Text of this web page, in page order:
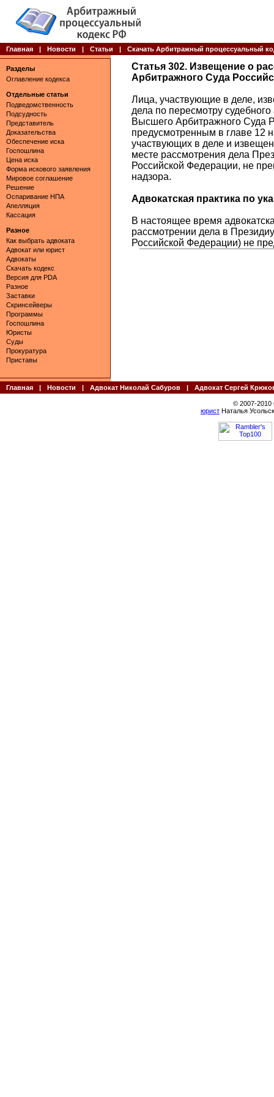
Главная | Новости | Статьи | Скачать Арбитражный процессуальный
Разделы
Оглавление кодекса
Отдельные статьи
Подведомственность
Подсудность
Представитель
Доказательства
Обеспечение иска
Госпошлина
Цена иска
Форма искового заявления
Мировое соглашение
Решение
Оспаривание НПА
Апелляция
Кассация
Разное
Как выбрать адвоката
Адвокат или юрист
Адвокаты
Скачать кодекс
Версия для PDA
Разное
Заставки
Скринсейверы
Программы
Госпошлина
Юристы
Суды
Прокуратура
Приставы
Статья 302. Извещение о
Арбитражного Суда
Лица, участвующие в деле,
дела по пересмотру
Высшего Арбитражного Суда
предусмотренным в главе 12
участвующих в деле и
месте рассмотрения дела
Российской Федерации, не
надзора.
Адвокатская практика по
В настоящее время
рассмотрении дела в
Российской Федерации) не
Главная | Новости | Адвокат Николай Сабуров | Адвокат Сергей
© 2007-
юрист Наталья